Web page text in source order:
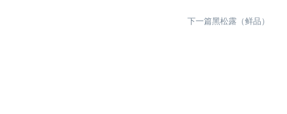
下一篇黑松露（鲜品）